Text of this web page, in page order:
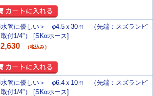
水管に優しい＞ φ4.5ｘ30ｍ （先端：スズランピ
取付1/4"） [SKαホース]
（税込み）
水管に優しい＞ φ6.4ｘ10ｍ （先端：スズランピ
取付1/4"） [SKαホース]